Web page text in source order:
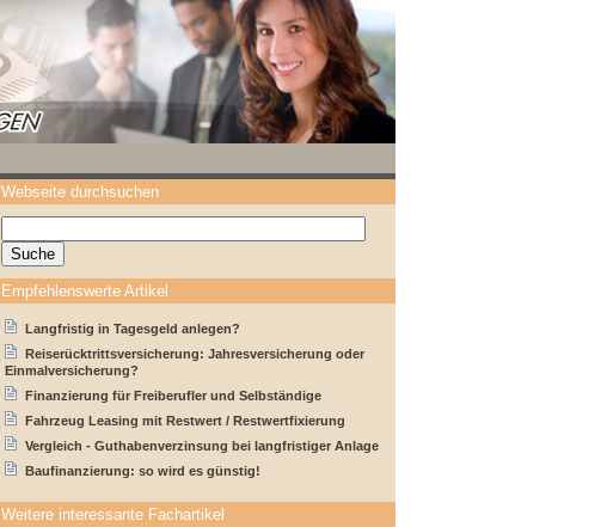
Webseite durchsuchen
Empfehlenswerte Artikel
Langfristig in Tagesgeld anlegen?
Reiserücktrittsversicherung: Jahresversicherung oder
Einmalversicherung?
Finanzierung für Freiberufler und Selbständige
Fahrzeug Leasing mit Restwert / Restwertfixierung
Vergleich - Guthabenverzinsung bei langfristiger Anlage
Baufinanzierung: so wird es günstig!
Weitere interessante Fachartikel